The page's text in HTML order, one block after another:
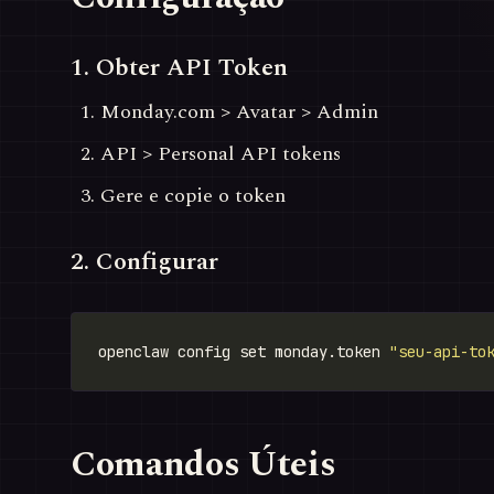
1. Obter API Token
Monday.com > Avatar > Admin
API > Personal API tokens
Gere e copie o token
2. Configurar
openclaw config set monday.token "seu-api-
Comandos Úteis